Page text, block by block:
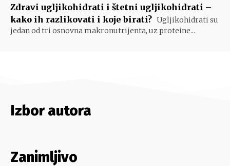
Zdravi ugljikohidrati i štetni ugljikohidrati –
kako ih razlikovati i koje birati? Ugljikohidrati su
jedan od tri osnovna makronutrijenta, uz proteine...
Izbor autora
Zanimljivo